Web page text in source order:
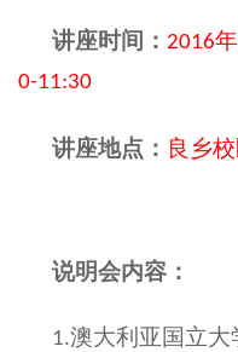
讲座时间： 2016年
0-11:30
讲座地点： 良乡
说明会内容：
1.澳大利亚国立